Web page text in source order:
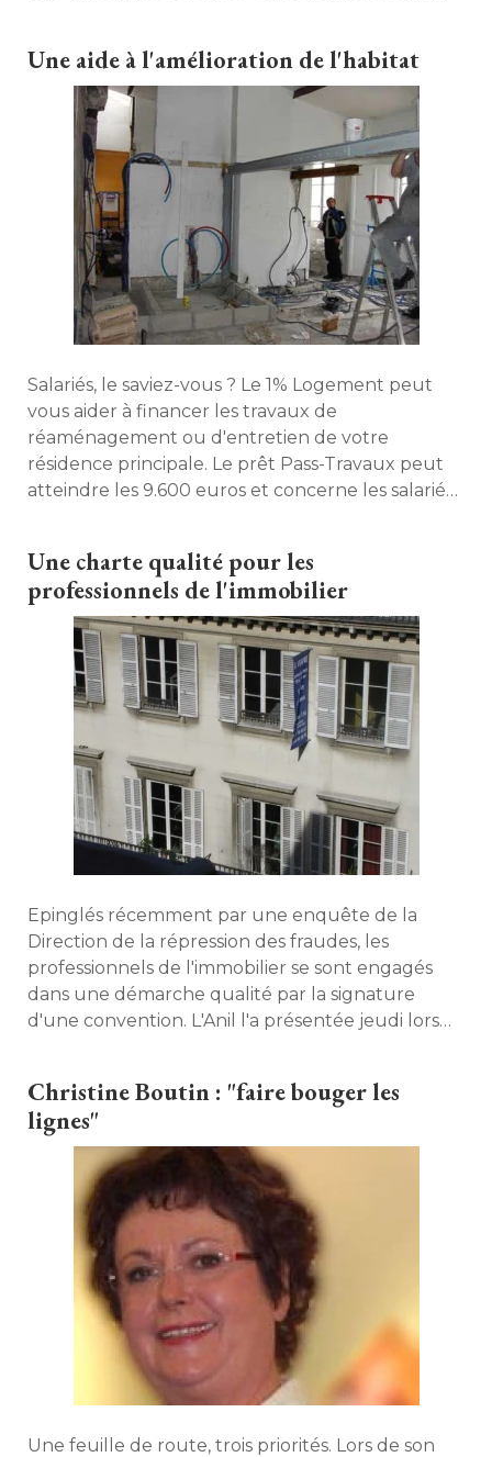
Une aide à l'amélioration de l'habitat
Salariés, le saviez-vous ? Le 1% Logement peut
vous aider à financer les travaux de
réaménagement ou d'entretien de votre
résidence principale. Le prêt Pass-Travaux peut
atteindre les 9.600 euros et concerne les salariés
Une charte qualité pour les
professionnels de l'immobilier
Epinglés récemment par une enquête de la
Direction de la répression des fraudes, les
professionnels de l'immobilier se sont engagés
dans une démarche qualité par la signature
d'une convention. L'Anil l'a présentée jeudi lors
Christine Boutin : "faire bouger les
lignes"
Une feuille de route, trois priorités. Lors de son